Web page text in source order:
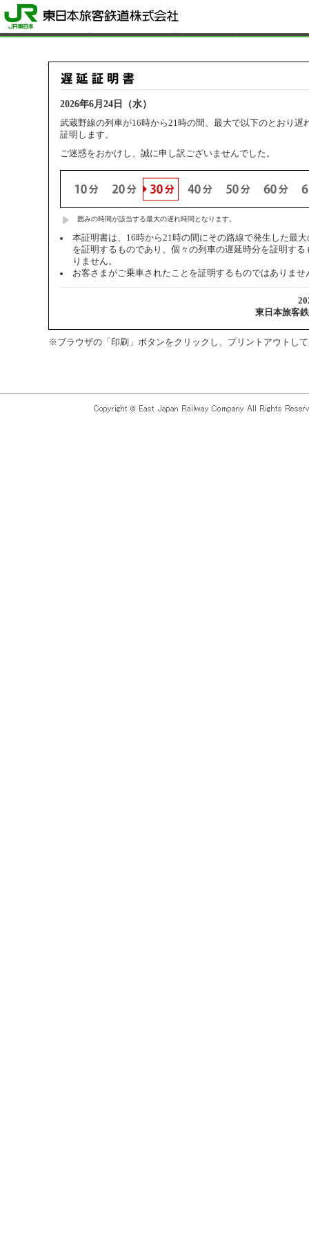
2026年6月24日（水）
武蔵野線の列車が16時から21時の間、最大で以下のとおり遅
証明します。
ご迷惑をおかけし、誠に申し訳ございませんでした。
囲みの時間が該当する最大の遅れ時間となります。
本証明書は、16時から21時の間にその路線で発生した最
を証明するものであり、個々の列車の遅延時分を証明する
りません。
お客さまがご乗車されたことを証明するものではありませ
東日本旅客
※ブラウザの「印刷」ボタンをクリックし、プリントアウトし